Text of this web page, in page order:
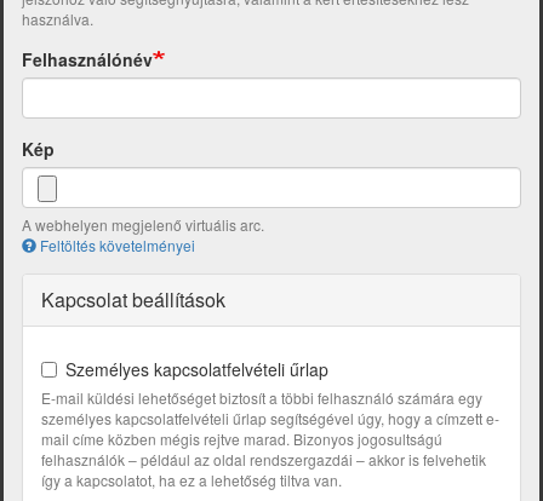
használva.
Felhasználónév
Kép
A webhelyen megjelenő virtuális arc.
Feltöltés követelményei
Kapcsolat beállítások
Személyes kapcsolatfelvételi űrlap
E-mail küldési lehetőséget biztosít a többi felhasználó számára egy
személyes kapcsolatfelvételi űrlap segítségével úgy, hogy a címzett e-
mail címe közben mégis rejtve marad. Bizonyos jogosultságú
felhasználók – például az oldal rendszergazdái – akkor is felvehetik
így a kapcsolatot, ha ez a lehetőség tiltva van.